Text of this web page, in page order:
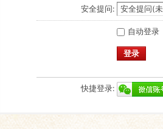
安全提问:
自动登录
登录
快捷登录: